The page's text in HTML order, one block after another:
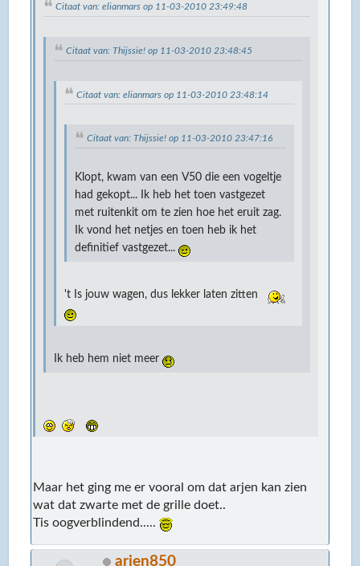
Citaat van: elianmars op 11-03-2010 23:49:48
Citaat van: Thijssie! op 11-03-2010 23:48:45
Citaat van: elianmars op 11-03-2010 23:48:14
Citaat van: Thijssie! op 11-03-2010 23:47:16
Klopt, kwam van een V50 die een vogeltje
had gekopt... Ik heb het toen vastgezet
met ruitenkit om te zien hoe het eruit zag.
Ik vond het netjes en toen heb ik het
definitief vastgezet...
't Is jouw wagen, dus lekker laten zitten
Ik heb hem niet meer
Maar het ging me er vooral om dat arjen kan zien
wat dat zwarte met de grille doet..
Tis oogverblindend.....
arjen850